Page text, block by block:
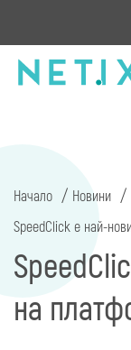
Начало
Новини
SpeedClick е най-
на